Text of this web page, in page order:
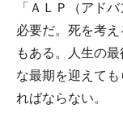
「ＡＬＰ（アド
必要だ。死を考
もある。人生の
な最期を迎えて
ればならない。